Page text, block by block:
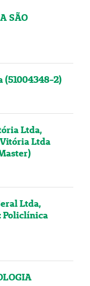
SÃO
(51004348-2)
Ltda,
Ltda
Ltda,
Policlínica